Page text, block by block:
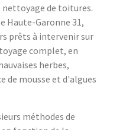
de toitures.
Haute-Garonne 31,
prêts à intervenir sur
complet, en
herbes,
de mousse et d'algues
méthodes de